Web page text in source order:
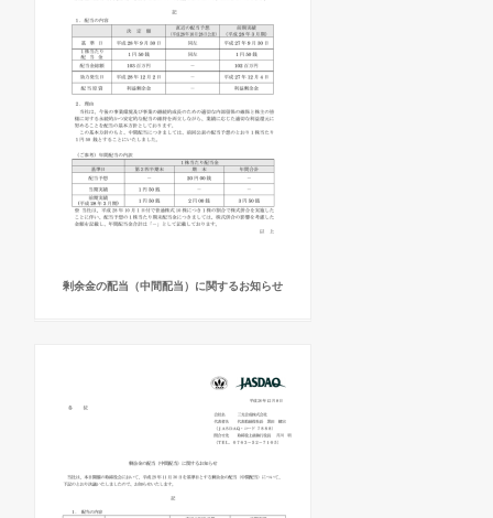
剰余金の配当（中間配当）に関するお知らせ